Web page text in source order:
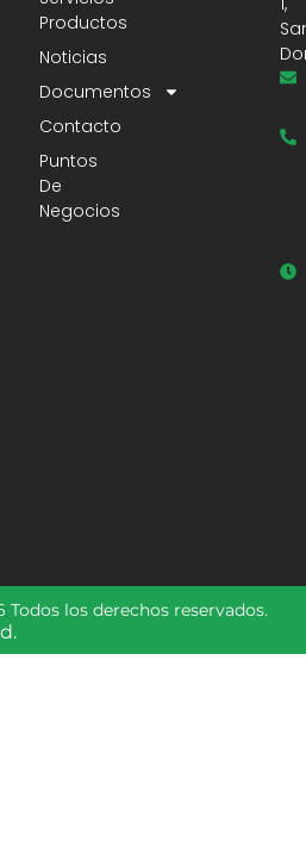
Productos
Noticias
Documentos
Contacto
Puntos
De
Negocios
Todos los derechos reservados.